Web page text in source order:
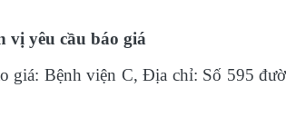
vị yêu cầu báo giá
giá: Bệnh viện C, Địa chỉ: Số 595